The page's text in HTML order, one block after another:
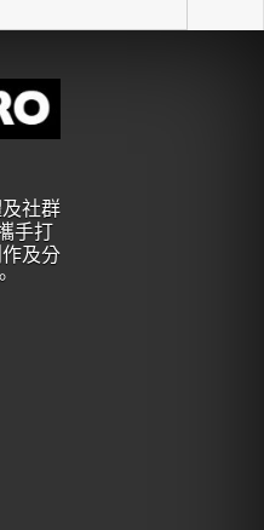
社群
手打
及分